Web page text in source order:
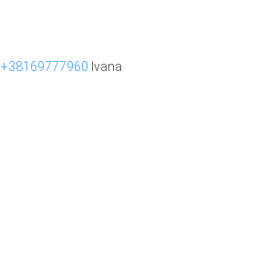
+38169777960 Ivana